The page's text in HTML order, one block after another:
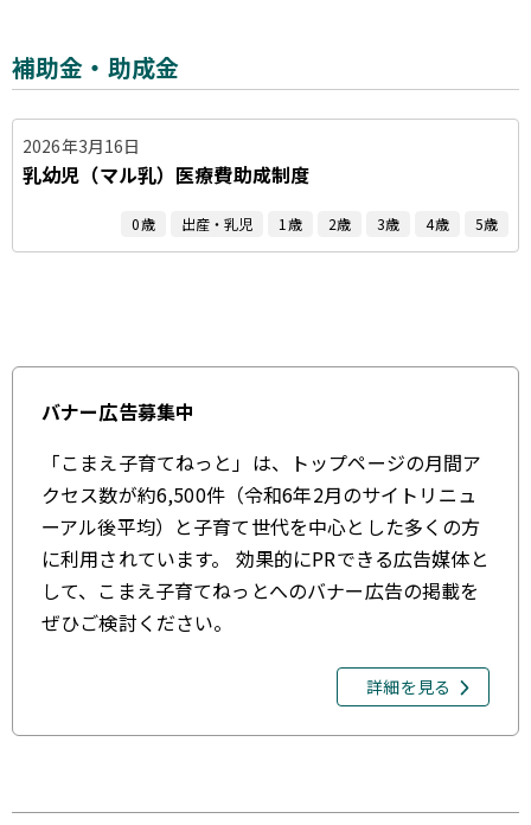
補助金・助成金
2026年3月16日
乳幼児（マル乳）医療費助成制度
0歳 出産・乳児 1歳 2歳 3歳 4歳 5歳
バナー広告募集中
「こまえ子育てねっと」は、トップページの月間ア
クセス数が約6,500件（令和6年2月のサイトリニュ
ーアル後平均）と子育て世代を中心とした多くの方
に利用されています。 効果的にPRできる広告媒体と
して、こまえ子育てねっとへのバナー広告の掲載を
ぜひご検討ください。
詳細を見る